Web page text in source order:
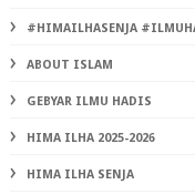
#HIMAILHASENJA
ABOUT ISLAM
GEBYAR ILMU HADIS
HIMA ILHA 2025-2026
HIMA ILHA SENJA